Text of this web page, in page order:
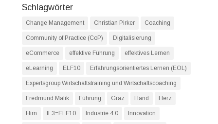
Schlagwörter
Change Management Christian Pirker Coaching
Community of Practice (CoP) Digitalisierung
eCommerce effektive Führung effektives Lernen
eLearning ELF10 Erfahrungsorientiertes Lernen (EOL)
Expertsgroup Wirtschaftstraining und Wirtschaftscoaching
Fredmund Malik Führung Graz Hand Herz
Hirn IL3=ELF10 Industrie 4.0 Innovation